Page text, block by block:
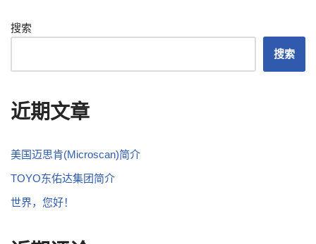
搜索
搜索
近期文章
美国迈思肯(Microscan)简介
TOYO东佑达集团简介
世界，您好！